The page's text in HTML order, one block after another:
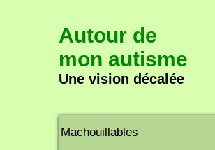
Autour de
mon autisme
Une vision décalée
Machouillables